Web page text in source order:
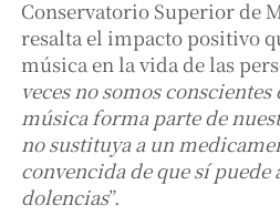
Conservatorio Superior de
resalta el impacto positivo
música en la vida de las
veces no somos
música forma parte de
no sustituya a un
convencida de que sí
dolencias”.